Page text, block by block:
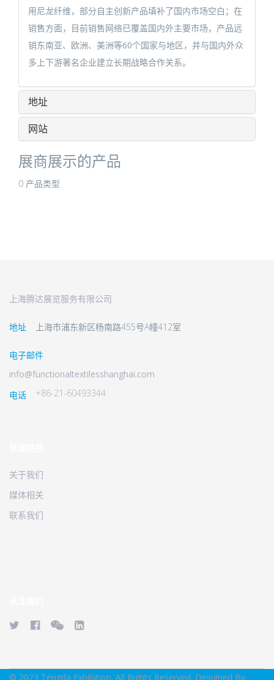
用尼龙纤维，部分自主创新产品填补了国内市场空白；在
销售方面，目前销售网络已覆盖国内外主要市场，产品远
销东南亚、欧洲、美洲等60个国家与地区，并与国内外众
多上下游著名企业建立长期战略合作关系。
地址
网站
展商展示的产品
0 产品类型
上海腾达展览服务有限公司
地址 上海市浦东新区杨南路455号A幢412室
电子邮件
info@functionaltextilesshanghai.com
电话
+86-21-60493344
关于我们
媒体相关
联系我们
© 2023 Tengda Exhibition. All Rights Reserved. Designed By